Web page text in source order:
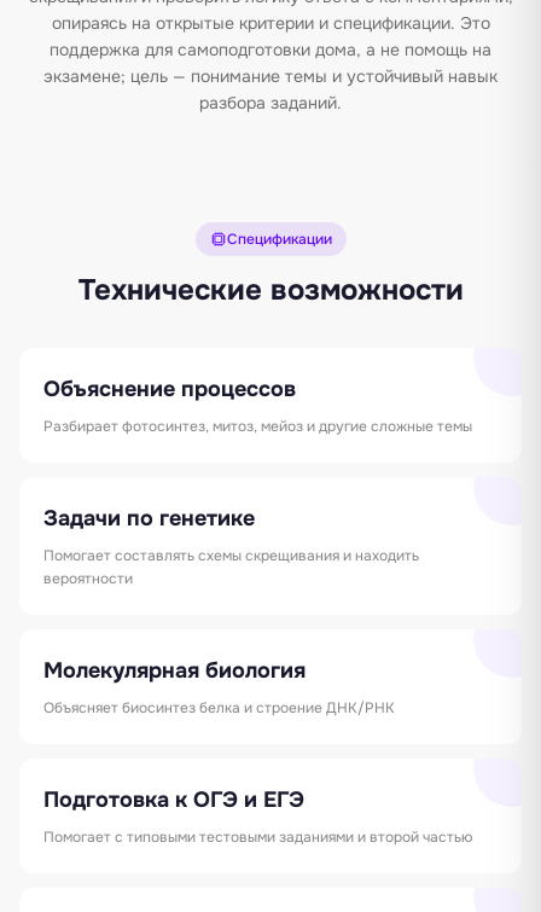
опираясь на открытые критерии и спецификации. Это
поддержка для самоподготовки дома, а не помощь на
экзамене; цель — понимание темы и устойчивый навык
разбора заданий.
Спецификации
Технические возможности
Объяснение процессов
Разбирает фотосинтез, митоз, мейоз и другие сложные темы
Задачи по генетике
Помогает составлять схемы скрещивания и находить
вероятности
Молекулярная биология
Объясняет биосинтез белка и строение ДНК/РНК
Подготовка к ОГЭ и ЕГЭ
Помогает с типовыми тестовыми заданиями и второй частью